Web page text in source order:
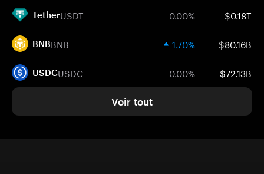
TetherUSDT 0.00% $0.18T
BNBBNB 1.70% $80.16B
USDCUSDC 0.00% $72.13B
Voir tout